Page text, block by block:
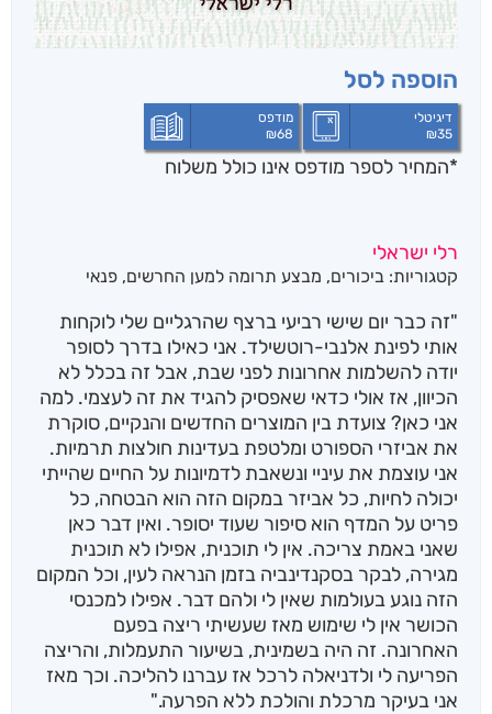
הוספה לסל
דיגיטלי
₪35
מודפס
₪68
*המחיר לספר מודפס אינו כולל משלוח
רלי ישראלי
קטגוריות: ביכורים, מבצע תרומה למען החרשים, פנאי
"זה כבר יום שישי רביעי ברצף שהרגליים שלי לוקחות
אותי לפינת אלנבי-רוטשילד. אני כאילו בדרך לסופר
יודה להשלמות אחרונות לפני שבת, אבל זה בכלל לא
הכיוון, אז אולי כדאי שאפסיק להגיד את זה לעצמי. למה
אני כאן? צועדת בין המוצרים החדשים והנקיים, סוקרת
את אביזרי הספורט ומלטפת בעדינות חולצות תרמיות.
אני עוצמת את עיניי ונשאבת לדמיונות על החיים שהייתי
יכולה לחיות, כל אביזר במקום הזה הוא הבטחה, כל
פריט על המדף הוא סיפור שעוד יסופר. ואין דבר כאן
שאני באמת צריכה. אין לי תוכנית, אפילו לא תוכנית
מגירה, לבקר בסקנדינביה בזמן הנראה לעין, וכל המקום
הזה נוגע בעולמות שאין לי ולהם דבר. אפילו למכנסי
הכושר אין לי שימוש מאז שעשיתי ריצה בפעם
האחרונה. זה היה בשמינית, בשיעור התעמלות, והריצה
הפריעה לי ולדניאלה לרכל אז עברנו להליכה. וכך מאז
אני בעיקר מרכלת והולכת ללא הפרעה."